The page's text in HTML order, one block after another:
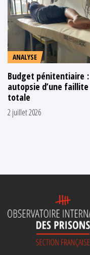
ANALYSE
Budget pénitentiaire :
autopsie d’une faillite
totale
2 juillet 2026